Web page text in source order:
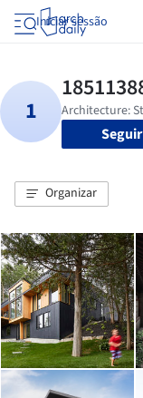
Iniciar sessão
Seguir
Organizar